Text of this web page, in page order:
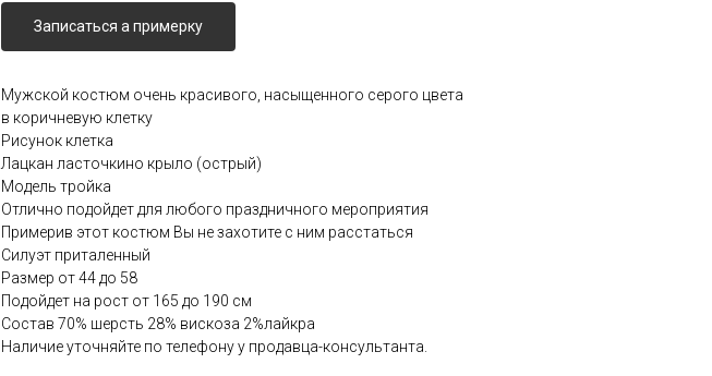
Записаться а примерку
Мужской костюм очень красивого, насыщенного серого цвета
в коричневую клетку
Рисунок клетка
Лацкан ласточкино крыло (острый)
Модель тройка
Отлично подойдет для любого праздничного мероприятия
Примерив этот костюм Вы не захотите с ним расстаться
Силуэт приталенный
Размер от 44 до 58
Подойдет на рост от 165 до 190 см
Состав 70% шерсть 28% вискоза 2%лайкра
Наличие уточняйте по телефону у продавца-консультанта.